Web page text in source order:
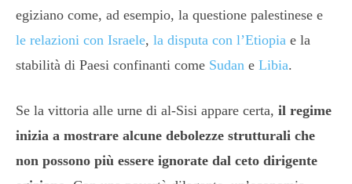
egiziano come, ad esempio, la questione palestinese e
le relazioni con Israele, la disputa con l’Etiopia e la
stabilità di Paesi confinanti come Sudan e Libia.
Se la vittoria alle urne di al-Sisi appare certa, il regime
inizia a mostrare alcune debolezze strutturali che
non possono più essere ignorate dal ceto dirigente